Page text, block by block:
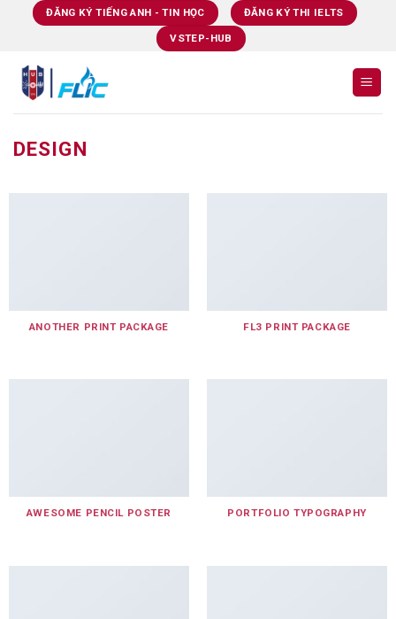
ĐĂNG KÝ TIẾNG ANH - TIN HỌC ĐĂNG KÝ THI IELTS
VSTEP-HUB
DESIGN
ANOTHER PRINT PACKAGE FL3 PRINT PACKAGE
AWESOME PENCIL POSTER PORTFOLIO TYPOGRAPHY